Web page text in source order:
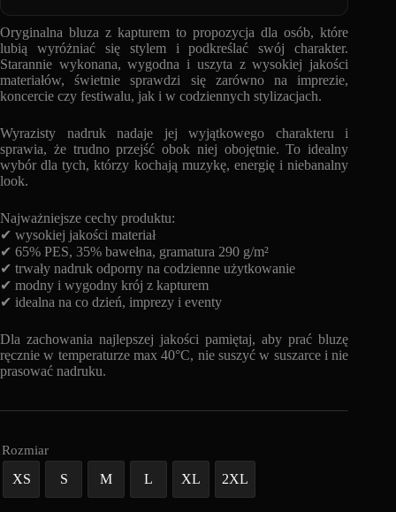
Oryginalna bluza z kapturem to propozycja dla osób, które
lubią wyróżniać się stylem i podkreślać swój charakter.
Starannie wykonana, wygodna i uszyta z wysokiej jakości
materiałów, świetnie sprawdzi się zarówno na imprezie,
koncercie czy festiwalu, jak i w codziennych stylizacjach.
Wyrazisty nadruk nadaje jej wyjątkowego charakteru i
sprawia, że trudno przejść obok niej obojętnie. To idealny
wybór dla tych, którzy kochają muzykę, energię i niebanalny
look.
Najważniejsze cechy produktu:
✔ wysokiej jakości materiał
✔ 65% PES, 35% bawełna, gramatura 290 g/m²
✔ trwały nadruk odporny na codzienne użytkowanie
✔ modny i wygodny krój z kapturem
✔ idealna na co dzień, imprezy i eventy
Dla zachowania najlepszej jakości pamiętaj, aby prać bluzę
ręcznie w temperaturze max 40°C, nie suszyć w suszarce i nie
prasować nadruku.
Rozmiar
XS S M L XL 2XL